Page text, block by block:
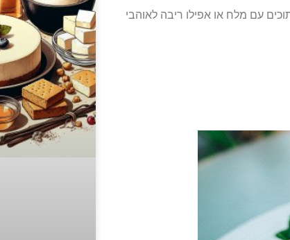
עם מלח או אפילו ריבה לאוהבי